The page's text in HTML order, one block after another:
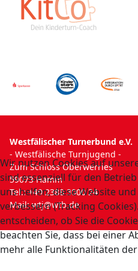
Westfälischer Turnerbund e.V.
- Westfälische Turnjugend -
Zum Schloss Oberwerries
59073 Hamm
Tel.: +49 2388 3000 24
Mail:wtj@wtb.de
Wir nutzen Cookies auf
sind essenziell für den
uns helfen, diese Website
verbessern (Tracking
entscheiden, ob Sie die
beachten Sie, dass bei einer
mehr alle Funktionalitäten